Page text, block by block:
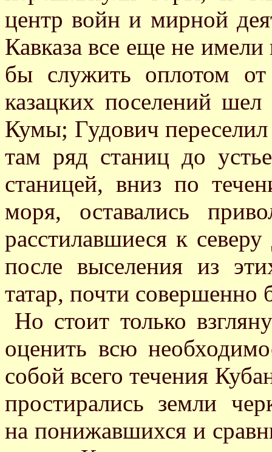
центр войн и мирной
Кавказа все еще не
бы служить оплотом
казацких поселений шел
Кумы; Гудович
там ряд станиц до
станицей, вниз по
моря, оставались
расстилавшиеся к
после выселения из
татар, почти совершенно
Но стоит только
оценить всю
собой всего течения
простирались земли
на понижавшихся и